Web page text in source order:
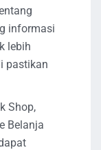
informasi
lebih
pastikan
Shop,
Belanja